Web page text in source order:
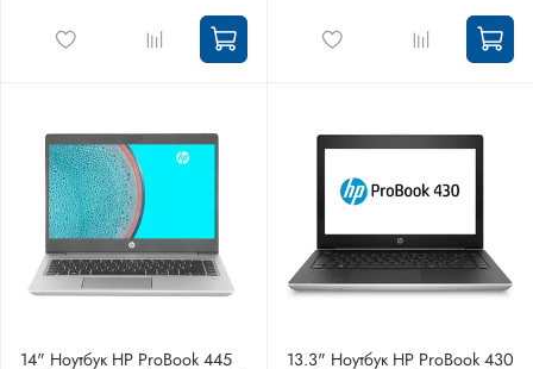
14" Ноутбук HP ProBook 445
13.3" Ноутбук HP ProBook 430